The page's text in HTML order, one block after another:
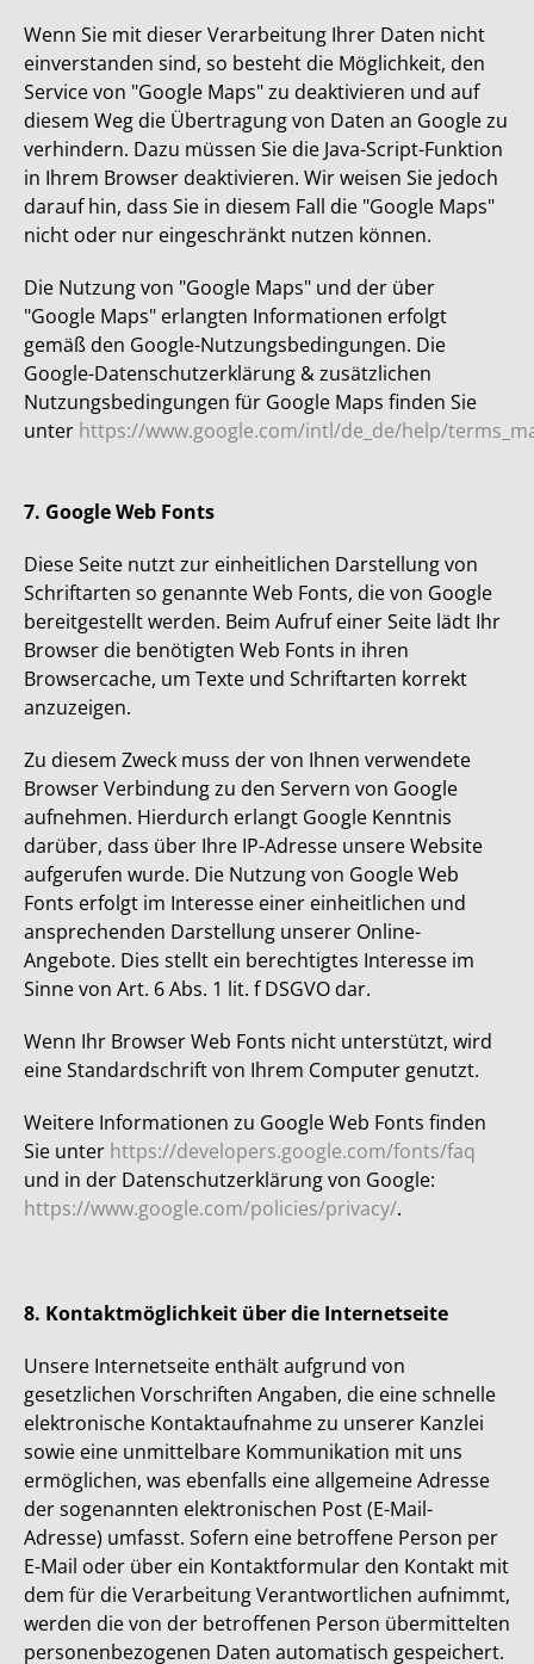
Wenn Sie mit dieser Verarbeitung Ihrer Daten nicht
einverstanden sind, so besteht die Möglichkeit, den
Service von "Google Maps" zu deaktivieren und auf
diesem Weg die Übertragung von Daten an Google zu
verhindern. Dazu müssen Sie die Java-Script-Funktion
in Ihrem Browser deaktivieren. Wir weisen Sie jedoch
darauf hin, dass Sie in diesem Fall die "Google Maps"
nicht oder nur eingeschränkt nutzen können.
Die Nutzung von "Google Maps" und der über
"Google Maps" erlangten Informationen erfolgt
gemäß den Google-Nutzungsbedingungen. Die
Google-Datenschutzerklärung & zusätzlichen
Nutzungsbedingungen für Google Maps finden Sie
unter https://www.google.com/intl/de_de/help/
7. Google Web Fonts
Diese Seite nutzt zur einheitlichen Darstellung von
Schriftarten so genannte Web Fonts, die von Google
bereitgestellt werden. Beim Aufruf einer Seite lädt Ihr
Browser die benötigten Web Fonts in ihren
Browsercache, um Texte und Schriftarten korrekt
anzuzeigen.
Zu diesem Zweck muss der von Ihnen verwendete
Browser Verbindung zu den Servern von Google
aufnehmen. Hierdurch erlangt Google Kenntnis
darüber, dass über Ihre IP-Adresse unsere Website
aufgerufen wurde. Die Nutzung von Google Web
Fonts erfolgt im Interesse einer einheitlichen und
ansprechenden Darstellung unserer Online-
Angebote. Dies stellt ein berechtigtes Interesse im
Sinne von Art. 6 Abs. 1 lit. f DSGVO dar.
Wenn Ihr Browser Web Fonts nicht unterstützt, wird
eine Standardschrift von Ihrem Computer genutzt.
Weitere Informationen zu Google Web Fonts finden
Sie unter https://developers.google.com/fonts/faq
und in der Datenschutzerklärung von Google:
https://www.google.com/policies/privacy/.
8. Kontaktmöglichkeit über die Internetseite
Unsere Internetseite enthält aufgrund von
gesetzlichen Vorschriften Angaben, die eine schnelle
elektronische Kontaktaufnahme zu unserer Kanzlei
sowie eine unmittelbare Kommunikation mit uns
ermöglichen, was ebenfalls eine allgemeine Adresse
der sogenannten elektronischen Post (E-Mail-
Adresse) umfasst. Sofern eine betroffene Person per
E-Mail oder über ein Kontaktformular den Kontakt mit
dem für die Verarbeitung Verantwortlichen aufnimmt,
werden die von der betroffenen Person übermittelten
personenbezogenen Daten automatisch gespeichert.